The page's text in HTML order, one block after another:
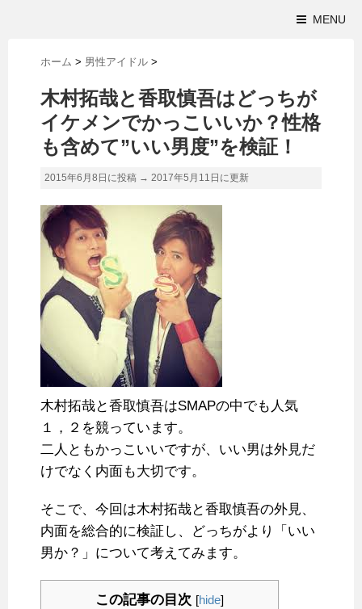
MENU
ホーム > 男性アイドル >
木村拓哉と香取慎吾はどっちが
イケメンでかっこいいか？性格
も含めて”いい男度”を検証！
2015年6月8日に投稿 → 2017年5月11日 に更新
木村拓哉と香取慎吾はSMAPの中でも人気
１，２を競っています。
二人ともかっこいいですが、いい男は外見だ
けでなく内面も大切です。
そこで、今回は木村拓哉と香取慎吾の外見、
内面を総合的に検証し、どっちがより「いい
男か？」について考えてみます。
この記事の目次 [hide]